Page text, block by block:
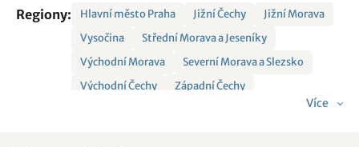
Regiony: Hlavní město Praha Jižní Čechy
Jižní Morava
Vysočina
Střední Morava a Jeseníky
Východní Morava
Severní Morava a Slezsko
Východní Čechy
Západní Čechy
Více